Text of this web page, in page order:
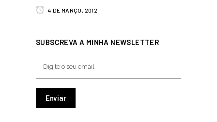
4 DE MARÇO, 2012
SUBSCREVA A MINHA NEWSLETTER